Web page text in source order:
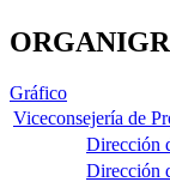
Gráfico
Viceconsejería de
Dirección
Dirección